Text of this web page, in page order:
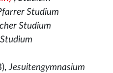
Studium
Studium
Studium
Jesuitengymnasium